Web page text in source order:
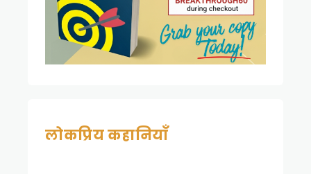
लोकप्रिय कहानियाँ